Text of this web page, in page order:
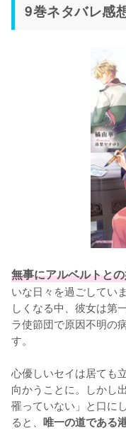
9巻ネタバレ感
無事にアルベルトと
いな日々を過ごしてい
しくなる中、彼女は第
ラ使節団で原因不明の
す。
心優しいセイは居ても
向かうことに。しかし
罹っていない」と口に
ると、 唯一の道である